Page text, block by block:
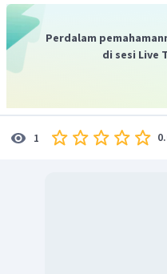
Perdalam
di sesi Live
1